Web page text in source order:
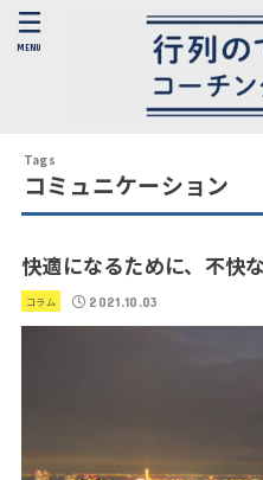
MENU
コミュニケーション
快適になるために、不快
コラム 2021.10.03